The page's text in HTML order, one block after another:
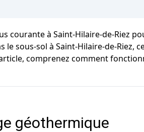
courante à Saint-Hilaire-de-Riez
sous-sol à Saint-Hilaire-de-
comprenez comment
géothermique